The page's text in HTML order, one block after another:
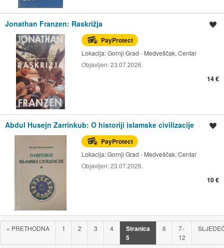
Jonathan Franzen: Raskrižja
PayProtect
Lokacija:Gornji Grad - Medveščak, Centar
Objavljen:23.07.2026.
14 €
Abdul Husejn Zarrinkub: O historiji islamske civilizacije
PayProtect
Lokacija:Gornji Grad - Medveščak, Centar
Objavljen:23.07.2026.
10 €
« PRETHODNA 1 2 3 4
Stranica
5
6
7-
12